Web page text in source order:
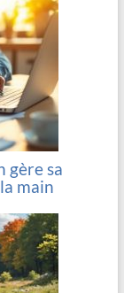
gère sa
main